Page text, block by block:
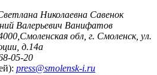
Николаевна Савенок
Валерьевич Ванифатов
обл, г. Смоленск, ул.
д.14а
05-20
press@smolensk-i.ru